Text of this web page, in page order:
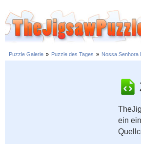
Puzzle Galerie » Puzzle des Tages » Nossa Senhora
ein